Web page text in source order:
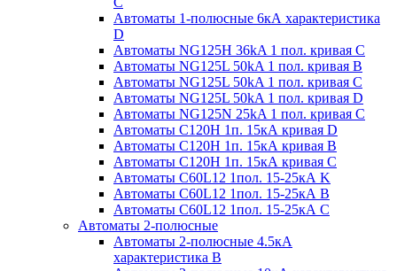
Автоматы 1-полюсные 6кА характеристика
D
Автоматы NG125H 36kA 1 пол. кривая C
Автоматы NG125L 50kA 1 пол. кривая B
Автоматы NG125L 50kA 1 пол. кривая C
Автоматы NG125L 50kA 1 пол. кривая D
Автоматы NG125N 25kA 1 пол. кривая C
Автоматы С120H 1п. 15кА кривая D
Автоматы С120H 1п. 15кА кривая В
Автоматы С120H 1п. 15кА кривая С
Автоматы С60L12 1пол. 15-25кА K
Автоматы С60L12 1пол. 15-25кА В
Автоматы С60L12 1пол. 15-25кА С
Автоматы 2-полюсные
Автоматы 2-полюсные 4.5кА
характеристика В